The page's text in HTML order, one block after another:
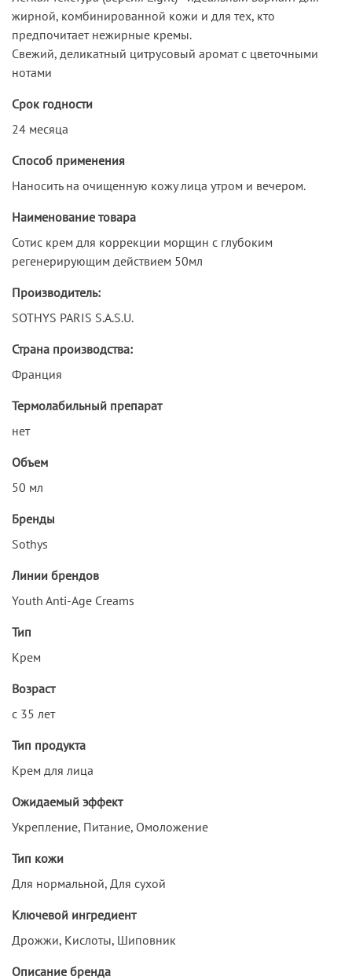
жирной, комбинированной кожи и для тех, кто
предпочитает нежирные кремы.
Свежий, деликатный цитрусовый аромат с цветочными
нотами
Срок годности
24 месяца
Способ применения
Наносить на очищенную кожу лица утром и вечером.
Наименование товара
Сотис крем для коррекции морщин с глубоким
регенерирующим действием 50мл
Производитель:
SOTHYS PARIS S.A.S.U.
Страна производства:
Франция
Термолабильный препарат
нет
Объем
50 мл
Бренды
Sothys
Линии брендов
Youth Anti-Age Creams
Тип
Крем
Возраст
с 35 лет
Тип продукта
Крем для лица
Ожидаемый эффект
Укрепление, Питание, Омоложение
Тип кожи
Для нормальной, Для сухой
Ключевой ингредиент
Дрожжи, Кислоты, Шиповник
Описание бренда